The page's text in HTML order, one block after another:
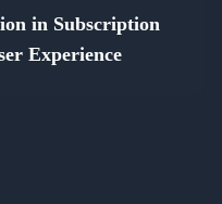
in Subscription
Experience